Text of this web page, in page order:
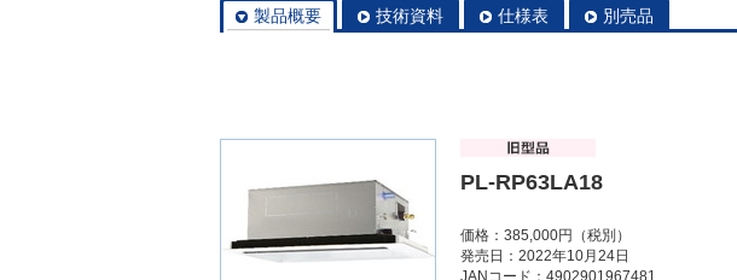
製品概要 技術資料 仕様表 別売品
PL-RP63LA18
価格：385,000円（税別）
発売日：2022年10月24日
JANコード：4902901967481